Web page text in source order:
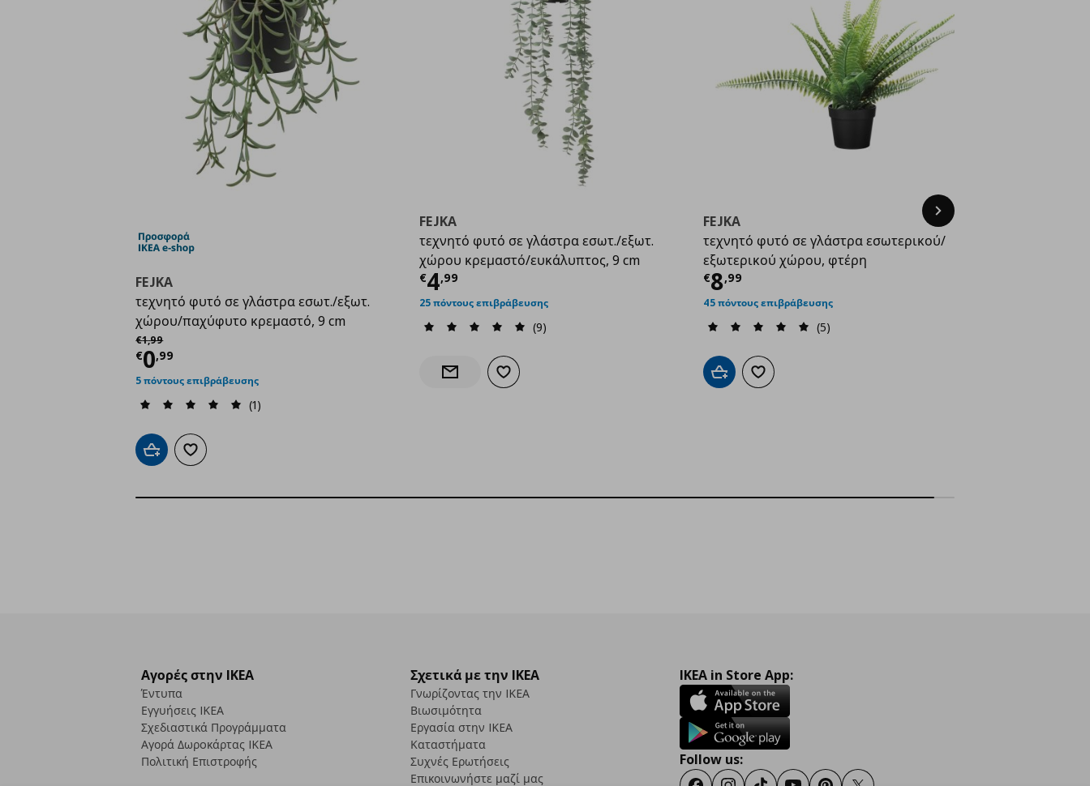
FEJKA
τεχνητό φυτό σε γλάστρα εσωτ./εξωτ.
χώρου/παχύφυτο κρεμαστό, 9 cm
€1,99
Αρχική τιμή
€0,99
Τρέχουσα τιμή
5 πόντους επιβράβευσης
(1)
Προσθήκη στο καλάθι
Προσθήκη στα αγαπημένα
FEJKA
τεχνητό φυτό σε γλάστρα εσωτ./εξωτ.
χώρου κρεμαστό/ευκάλυπτος, 9 cm
€4,99
Τρέχουσα τιμή
25 πόντους επιβράβευσης
(9)
Ενημέρωση διαθεσιμότητας
Προσθήκη στα αγαπημένα
FEJKA
τεχνητό φυτό σε γλάστρα εσωτερικού/
εξωτερικού χώρου, φτέρη
€8,99
Τρέχουσα τιμή
45 πόντους επιβράβευσης
(5)
Προσθήκη στο καλάθι
Προσθήκη στα αγαπημένα
Next
Αγορές στην IKEA
Έντυπα
Εγγυήσεις IKEA
Σχεδιαστικά Προγράμματα
Αγορά Δωρoκάρτας IKEA
Πολιτική Επιστροφής
Σχετικά με την IKEA
Γνωρίζοντας την IKEA
Βιωσιμότητα
Εργασία στην IKEA
Καταστήματα
Συχνές Ερωτήσεις
Επικοινωνήστε μαζί μας
IKEA in Store App:
Follow us: